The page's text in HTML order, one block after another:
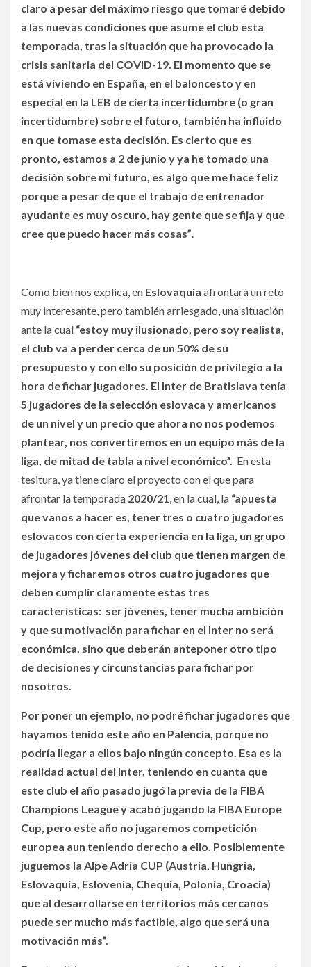
claro a pesar del máximo riesgo que tomaré debido
a las nuevas condiciones que asume el club esta
temporada, tras la situación que ha provocado la
crisis sanitaria del COVID-19. El momento que se
está viviendo en España, en el baloncesto y en
especial en la LEB de cierta incertidumbre (o gran
incertidumbre) sobre el futuro, también ha influido
en que tomase esta decisión. Es cierto que es
pronto, estamos a 2 de junio y ya he tomado una
decisión sobre mi futuro, es algo que me hace feliz
porque a pesar de que el trabajo de entrenador
ayudante es muy oscuro, hay gente que se fija y que
cree que puedo hacer más cosas”.
Como bien nos explica, en Eslovaquia afrontará un reto
muy interesante, pero también arriesgado, una situación
ante la cual “estoy muy ilusionado, pero soy realista,
el club va a perder cerca de un 50% de su
presupuesto y con ello su posición de privilegio a la
hora de fichar jugadores. El Inter de Bratislava tenía
5 jugadores de la selección eslovaca y americanos
de un nivel y un precio que ahora no nos podemos
plantear, nos convertiremos en un equipo más de la
liga, de mitad de tabla a nivel económico”. En esta
tesitura, ya tiene claro el proyecto con el que para
afrontar la temporada 2020/21, en la cual, la “apuesta
que vanos a hacer es, tener tres o cuatro jugadores
eslovacos con cierta experiencia en la liga, un grupo
de jugadores jóvenes del club que tienen margen de
mejora y ficharemos otros cuatro jugadores que
deben cumplir claramente estas tres
características: ser jóvenes, tener mucha ambición
y que su motivación para fichar en el Inter no será
económica, sino que deberán anteponer otro tipo
de decisiones y circunstancias para fichar por
nosotros.
Por poner un ejemplo, no podré fichar jugadores que
hayamos tenido este año en Palencia, porque no
podría llegar a ellos bajo ningún concepto. Esa es la
realidad actual del Inter, teniendo en cuanta que
este club el año pasado jugó la previa de la FIBA
Champions League y acabó jugando la FIBA Europe
Cup, pero este año no jugaremos competición
europea aun teniendo derecho a ello. Posiblemente
juguemos la Alpe Adria CUP (Austria, Hungria,
Eslovaquia, Eslovenia, Chequia, Polonia, Croacia)
que al desarrollarse en territorios más cercanos
puede ser mucho más factible, algo que será una
motivación más”.